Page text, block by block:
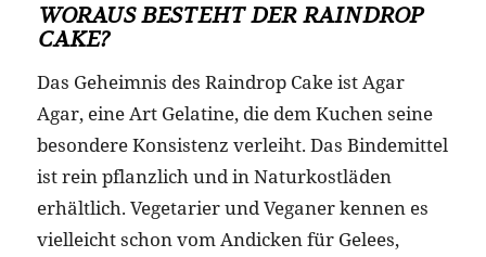
WORAUS BESTEHT DER RAINDROP
CAKE?
Das Geheimnis des Raindrop Cake ist Agar
Agar, eine Art Gelatine, die dem Kuchen seine
besondere Konsistenz verleiht. Das Bindemittel
ist rein pflanzlich und in Naturkostläden
erhältlich. Vegetarier und Veganer kennen es
vielleicht schon vom Andicken für Gelees,